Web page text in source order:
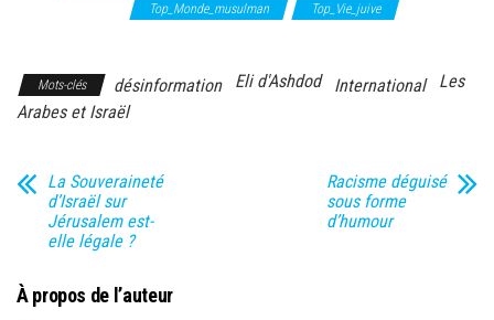
Top_Monde_musulman Top_Vie_juive
Mots-clés désinformation Eli d'Ashdod International
Les
Arabes et Israël
La Souveraineté
d’Israël sur
Jérusalem est-
elle légale ?
Racisme déguisé
sous forme
d’humour
À propos de l’auteur